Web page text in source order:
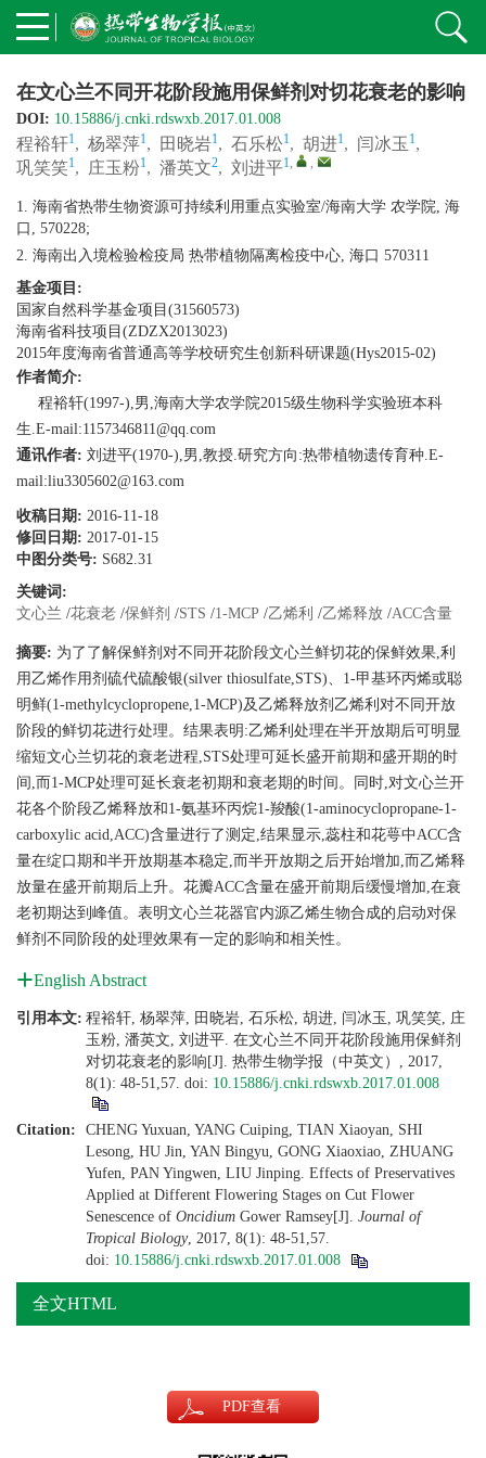
在文心兰不同开花阶段施用保鲜剂对切花衰老的影响
DOI: 10.15886/j.cnki.rdswxb.2017.01.008
程裕轩1, 杨翠萍1, 田晓岩1, 石乐松1, 胡进1, 闫冰玉 1,
巩笑笑1, 庄玉粉1, 潘英文2, 刘进平1, ,
1. 海南省热带生物资源可持续利用重点实验室/海南大学 农学院, 海
口, 570228;
2. 海南出入境检验检疫局 热带植物隔离检疫中心, 海口 570311
基金项目:
国家自然科学基金项目(31560573)
海南省科技项目(ZDZX2013023)
2015年度海南省普通高等学校研究生创新科研课题(Hys2015-02)
作者简介:
程裕轩(1997-),男,海南大学农学院2015级生物科学实验班本科
生.E-mail:1157346811@qq.com
通讯作者: 刘进平(1970-),男,教授.研究方向:热带植物遗传育种.E-
mail:liu3305602@163.com
收稿日期: 2016-11-18
修回日期: 2017-01-15
中图分类号: S682.31
关键词:
文心兰 /花衰老 /保鲜剂 /STS /1-MCP /乙烯利 /乙烯释放 /ACC含量
摘要: 为了了解保鲜剂对不同开花阶段文心兰鲜切花的保鲜效果,利
用乙烯作用剂硫代硫酸银(silver thiosulfate,STS)、1-甲基环丙烯或聪
明鲜(1-methylcyclopropene,1-MCP)及乙烯释放剂乙烯利对不同开放
阶段的鲜切花进行处理。结果表明:乙烯利处理在半开放期后可明显
缩短文心兰切花的衰老进程,STS处理可延长盛开前期和盛开期的时
间,而1-MCP处理可延长衰老初期和衰老期的时间。同时,对文心兰开
花各个阶段乙烯释放和1-氨基环丙烷1-羧酸(1-aminocyclopropane-1-
carboxylic acid,ACC)含量进行了测定,结果显示,蕊柱和花萼中ACC含
量在绽口期和半开放期基本稳定,而半开放期之后开始增加,而乙烯释
放量在盛开前期后上升。花瓣ACC含量在盛开前期后缓慢增加,在衰
老初期达到峰值。表明文心兰花器官内源乙烯生物合成的启动对保
鲜剂不同阶段的处理效果有一定的影响和相关性。
English Abstract
引用本文: 程裕轩, 杨翠萍, 田晓岩, 石乐松, 胡进, 闫冰玉, 巩笑笑, 庄
玉粉, 潘英文, 刘进平. 在文心兰不同开花阶段施用保鲜剂
对切花衰老的影响[J]. 热带生物学报（中英文）, 2017,
8(1): 48-51,57. doi: 10.15886/j.cnki.rdswxb.2017.01.008
Citation:
CHENG Yuxuan, YANG Cuiping, TIAN Xiaoyan, SHI
Lesong, HU Jin, YAN Bingyu, GONG Xiaoxiao, ZHUANG
Yufen, PAN Yingwen, LIU Jinping. Effects of Preservatives
Applied at Different Flowering Stages on Cut Flower
Senescence of Oncidium Gower Ramsey[J]. Journal of
Tropical Biology, 2017, 8(1): 48-51,57.
doi: 10.15886/j.cnki.rdswxb.2017.01.008
全文HTML
PDF查看